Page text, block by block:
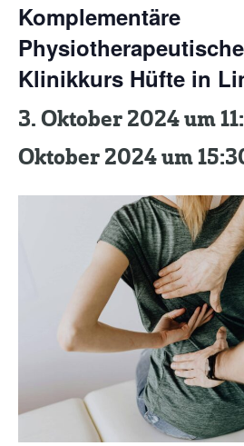
Therabor-
Kontakt
Komplementäre
Klinikkurs Hüfte in
3. Oktober 2024 um
Oktober 2024 um